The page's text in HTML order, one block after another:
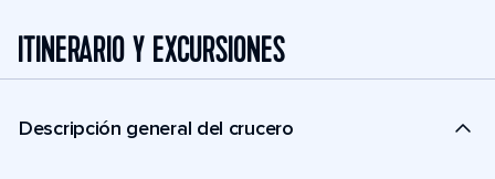
ITINERARIO Y EXCURSIONES
Descripción general del crucero